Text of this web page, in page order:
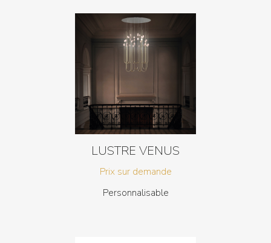
LUSTRE VENUS
Prix sur demande
Personnalisable